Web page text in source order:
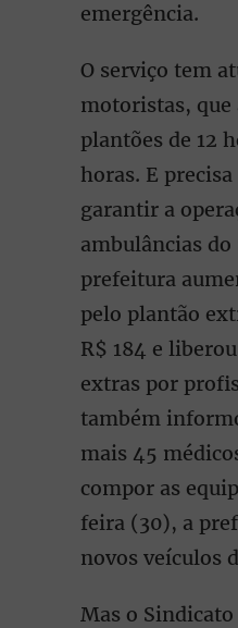
emergência.
O serviço tem
motoristas, que
plantões de 12
horas. E
garantir a
ambulâncias do
prefeitura
pelo plantão
R$ 184 e
extras por
também
mais 45
compor as
feira (30), a
novos veículos
Mas o